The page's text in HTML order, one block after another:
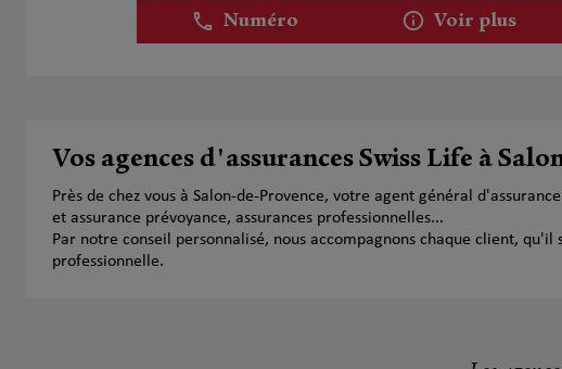
Numéro Voir plus
15.43 km
4 rue de la pierre du Pebro
13800 ISTRES
Fermé aujourd'hui
Numéro Voir plus
Vos agences d'assurances Swiss Life à
Près de chez vous à Salon-de-Provence, votre agent général
et assurance prévoyance, assurances professionnelles...
Par notre conseil personnalisé, nous accompagnons chaque client,
professionnelle.